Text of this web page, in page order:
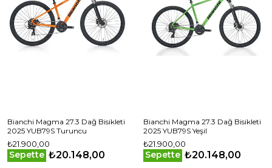
Bianchi Magma 27.3 Dağ Bisikleti
2025 YUB79S Turuncu
₺21.900,00
Sepette ₺20.148,00
Bianchi Magma 27.3 Dağ Bisikleti
2025 YUB79S Yeşil
₺21.900,00
Sepette ₺20.148,00